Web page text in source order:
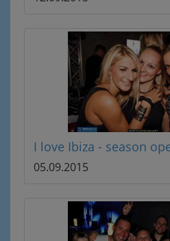
I love Ibiza - season
05.09.2015